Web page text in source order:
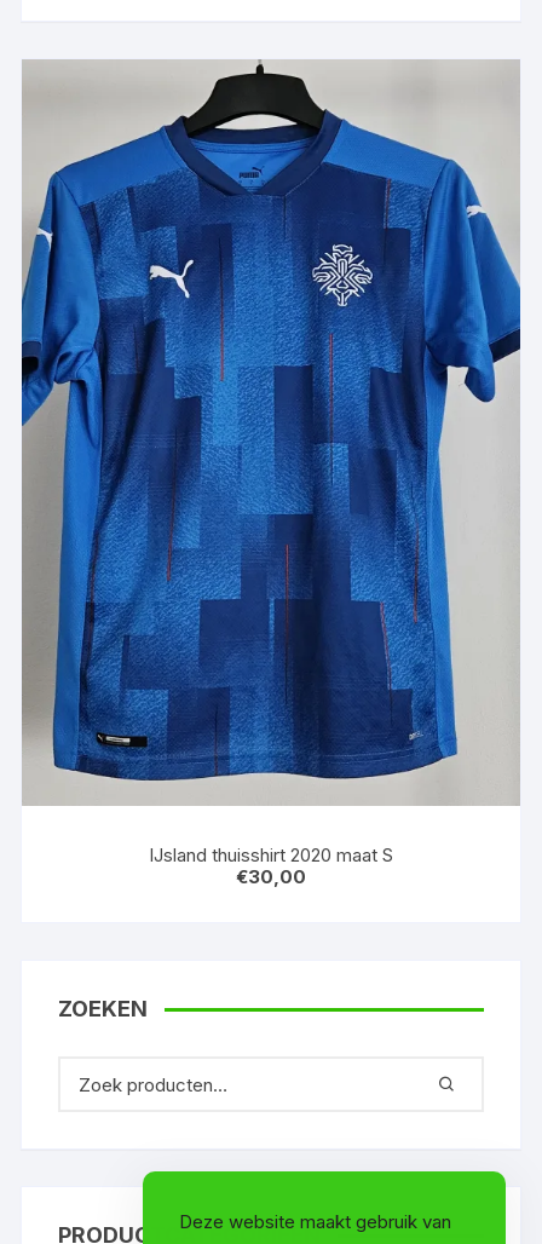
IJsland thuisshirt 2020 maat S
€30,00
ZOEKEN
PRODUCTCATEGORIEËN
Deze website maakt gebruik van